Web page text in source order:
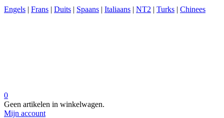
Engels | Frans | Duits | Spaans | Italiaans | NT2 | Turks | Chinees
0
Geen artikelen in winkelwagen.
Mijn account